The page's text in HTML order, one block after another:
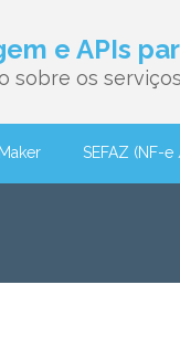
e APIs
os serviços
SEFAZ (NF-